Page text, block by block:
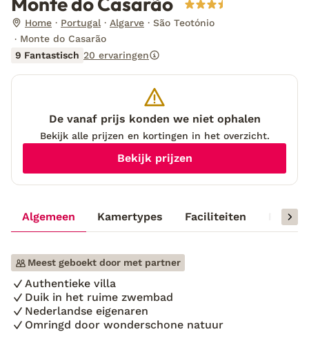
Home Portugal Algarve
São Teotónio
Monte do Casarão
9 Fantastisch 20 ervaringen
Algemeen Kamertypes Faciliteiten
Meest geboekt door met partner
Authentieke villa
Duik in het ruime zwembad
Nederlandse eigenaren
Omringd door wonderschone natuur
De vanaf prijs konden we niet ophalen
Bekijk alle prijzen en kortingen in het overzicht.
Bekijk prijzen